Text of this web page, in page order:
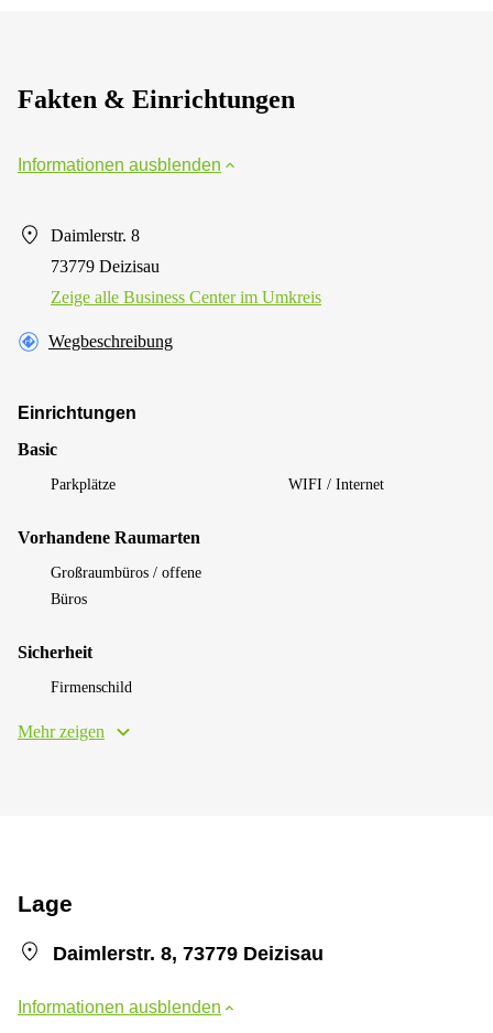
Fakten & Einrichtungen
Informationen ausblenden
Daimlerstr. 8
73779 Deizisau
Zeige alle Business Center im Umkreis
Wegbeschreibung
Einrichtungen
Basic
Parkplätze WIFI / Internet
Vorhandene Raumarten
Großraumbüros / offene
Büros
Sicherheit
Firmenschild
Mehr zeigen
Lage
Daimlerstr. 8, 73779 Deizisau
Informationen ausblenden